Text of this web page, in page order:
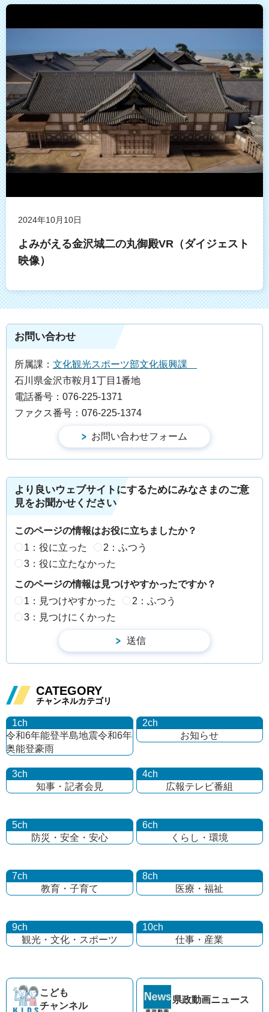
2024年10月10日
よみがえる金沢城二の丸御殿VR（ダイジェスト
映像）
お問い合わせ
所属課： 文化観光スポーツ部文化振興課
石川県金沢市鞍月1丁目1番地
電話番号：076-225-1371
ファクス番号：076-225-1374
より良いウェブサイトにするためにみなさまのご意
見をお聞かせください
このページの情報はお役に立ちましたか？
1：役に立った
2：ふつう
3：役に立たなかった
このページの情報は見つけやすかったですか？
1：見つけやすかった
2：ふつう
3：見つけにくかった
CATEGORY
チャンネルカテゴリ
1ch
令和6年能登半島地震令和6年
奥能登豪雨
2ch
お知らせ
3ch
知事・記者会見
4ch
広報テレビ番組
5ch
防災・安全・安心
6ch
くらし・環境
7ch
教育・子育て
8ch
医療・福祉
9ch
観光・文化・ スポーツ
10ch
仕事・産業
こども
チャンネル
県政動画ニュース